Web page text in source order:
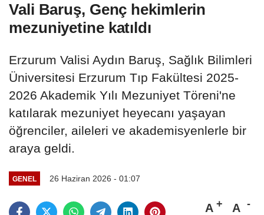
Vali Baruş, Genç hekimlerin
mezuniyetine katıldı
Erzurum Valisi Aydın Baruş, Sağlık Bilimleri
Üniversitesi Erzurum Tıp Fakültesi 2025-
2026 Akademik Yılı Mezuniyet Töreni'ne
katılarak mezuniyet heyecanı yaşayan
öğrenciler, aileleri ve akademisyenlerle bir
araya geldi.
GENEL 26 Haziran 2026 - 01:07
A A